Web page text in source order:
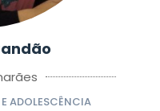
ADOLESCÊNCIA